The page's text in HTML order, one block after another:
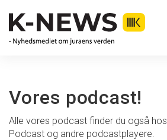
Vores podcast!
Alle vores podcast finder du også
Podcast og andre podcastplayere.